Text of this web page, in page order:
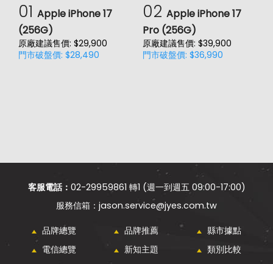
01 Apple iPhone 17
(256G)
原廠建議售價: $29,900
門市破盤價: $28,490
02 Apple iPhone 17
Pro (256G)
原廠建議售價: $39,900
門市破盤價: $36,990
客服電話： 02-29959861 轉1 (週一到週五 09:00-17:00)
jason.service@jyes.com.tw
品牌總覽 品牌推薦
縣市據點
電信總覽
新知主題
類別比較